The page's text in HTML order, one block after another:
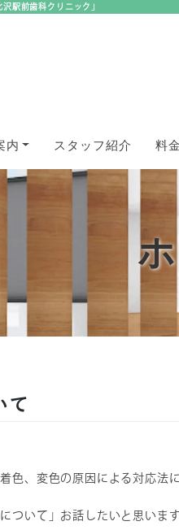
駅前歯科クリニック」
内 スタッフ紹介 料
て
色、変色の原因による対応法
ついて」お話したいと思います